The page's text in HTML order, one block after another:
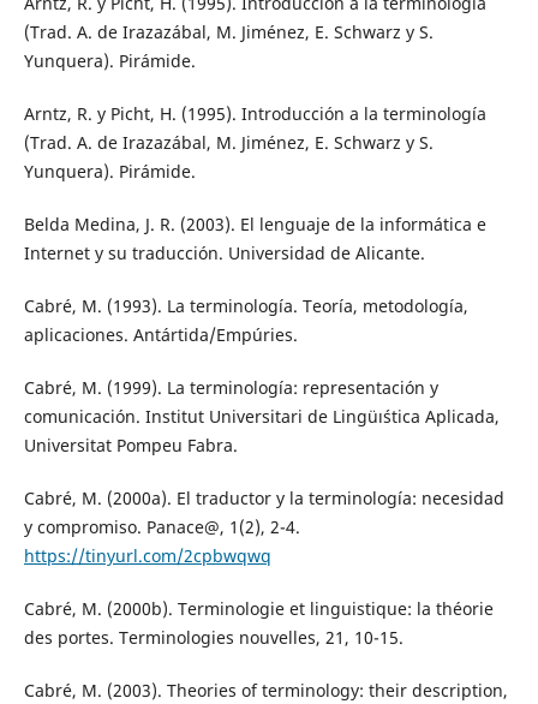
(Trad. A. de Irazazábal, M. Jiménez, E. Schwarz y S.
Yunquera). Pirámide.
Arntz, R. y Picht, H. (1995). Introducción a la terminología
(Trad. A. de Irazazábal, M. Jiménez, E. Schwarz y S.
Yunquera). Pirámide.
Belda Medina, J. R. (2003). El lenguaje de la informática e
Internet y su traducción. Universidad de Alicante.
Cabré, M. (1993). La terminología. Teoría, metodología,
aplicaciones. Antártida/Empúries.
Cabré, M. (1999). La terminología: representación y
comunicación. Institut Universitari de Lingüıśtica Aplicada,
Universitat Pompeu Fabra.
Cabré, M. (2000a). El traductor y la terminología: necesidad
y compromiso. Panace@, 1(2), 2-4.
https://tinyurl.com/2cpbwqwq
Cabré, M. (2000b). Terminologie et linguistique: la théorie
des portes. Terminologies nouvelles, 21, 10-15.
Cabré, M. (2003). Theories of terminology: their description,